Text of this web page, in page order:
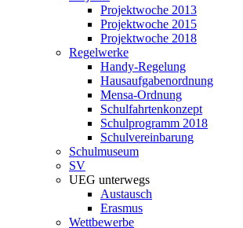
Projektwoche 2013
Projektwoche 2015
Projektwoche 2018
Regelwerke
Handy-Regelung
Hausaufgabenordnung
Mensa-Ordnung
Schulfahrtenkonzept
Schulprogramm 2018
Schulvereinbarung
Schulmuseum
SV
UEG unterwegs
Austausch
Erasmus
Wettbewerbe